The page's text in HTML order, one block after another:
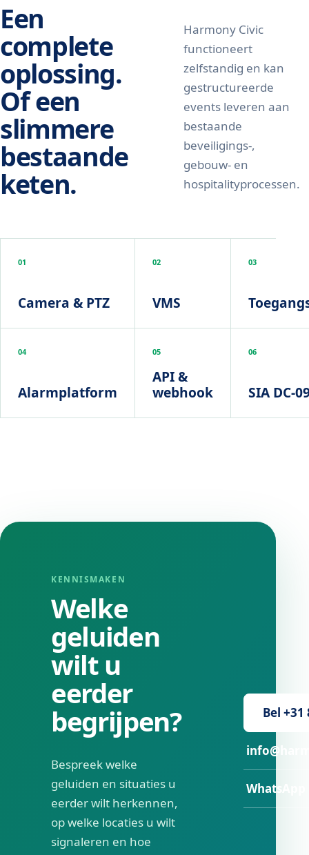
Een
complete
oplossing.
Of een
slimmere
bestaande
keten.
Harmony Civic
functioneert
zelfstandig en kan
gestructureerde
events leveren aan
bestaande
beveiligings-,
gebouw- en
hospitalityprocessen.
01
Camera & PTZ
02
VMS
03
04
Alarmplatform
05
API &
webhook
06
SIA DC-
KENNISMAKEN
Welke
geluiden
wilt u
eerder
begrijpen?
Bespreek welke
geluiden en situaties u
eerder wilt herkennen,
op welke locaties u wilt
signaleren en hoe
Bel +31
WhatsApp